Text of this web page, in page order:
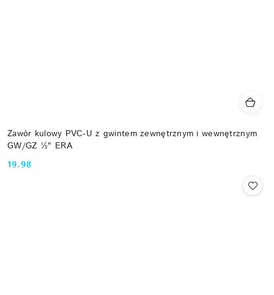
Zawór kulowy PVC-U z gwintem zewnętrznym i wewnętrznym
GW/GZ ½" ERA
Cena:
19.98